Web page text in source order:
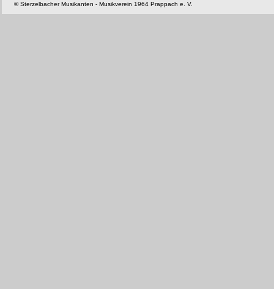
© Sterzelbacher Musikanten - Musikverein 1964 Prappach e. V.